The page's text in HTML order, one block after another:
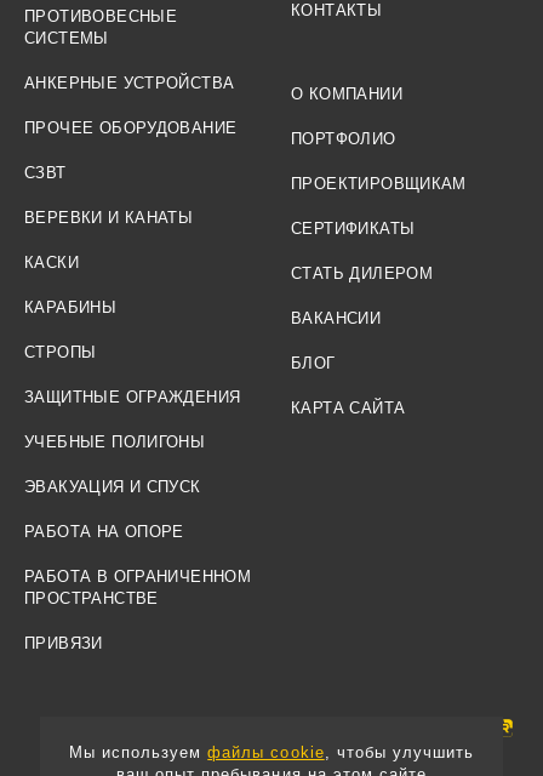
ПРОТИВОВЕСНЫЕ
СИСТЕМЫ
АНКЕРНЫЕ УСТРОЙСТВА
ПРОЧЕЕ ОБОРУДОВАНИЕ
СЗВТ
ВЕРЕВКИ И КАНАТЫ
КАСКИ
КАРАБИНЫ
СТРОПЫ
ЗАЩИТНЫЕ ОГРАЖДЕНИЯ
УЧЕБНЫЕ ПОЛИГОНЫ
ЭВАКУАЦИЯ И СПУСК
РАБОТА НА ОПОРЕ
РАБОТА В ОГРАНИЧЕННОМ
ПРОСТРАНСТВЕ
ПРИВЯЗИ
О КОМПАНИИ
ПОРТФОЛИО
ПРОЕКТИРОВЩИКАМ
СЕРТИФИКАТЫ
СТАТЬ ДИЛЕРОМ
ВАКАНСИИ
БЛОГ
КАРТА САЙТА
КОНТАКТЫ
Мы используемфайлы cookie, чтобы улучшить